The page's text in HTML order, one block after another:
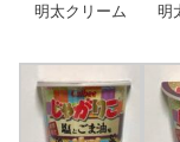
明太クリーム 明